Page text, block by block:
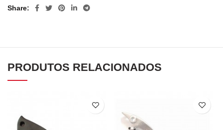
Share
PRODUTOS RELACIONADOS